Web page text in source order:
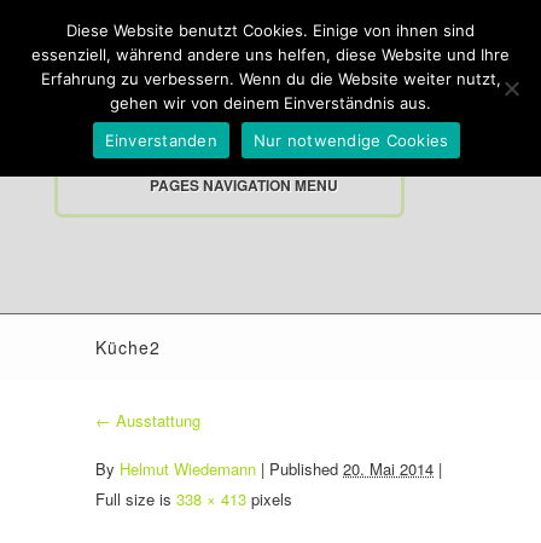
Kontakt Impressum
PAGES NAVIGATION MENU
Küche2
← Ausstattung
By Helmut Wiedemann | Published 20. Mai 2014 |
Full size is 338 × 413 pixels
Diese Website benutzt Cookies. Einige von ihnen sind
essenziell, während andere uns helfen, diese Website und Ihre
Erfahrung zu verbessern. Wenn du die Website weiter nutzt,
gehen wir von deinem Einverständnis aus.
Einverstanden
Nur notwendige Cookies